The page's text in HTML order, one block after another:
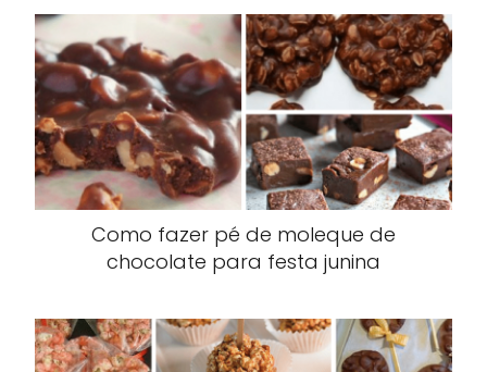
Como fazer pé de moleque de
chocolate para festa junina